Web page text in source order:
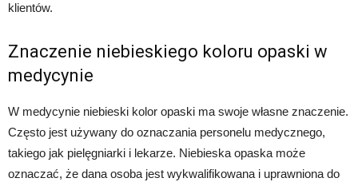
klientów.
Znaczenie niebieskiego koloru opaski w
medycynie
W medycynie niebieski kolor opaski ma swoje własne znaczenie.
Często jest używany do oznaczania personelu medycznego,
takiego jak pielęgniarki i lekarze. Niebieska opaska może
oznaczać, że dana osoba jest wykwalifikowana i uprawniona do